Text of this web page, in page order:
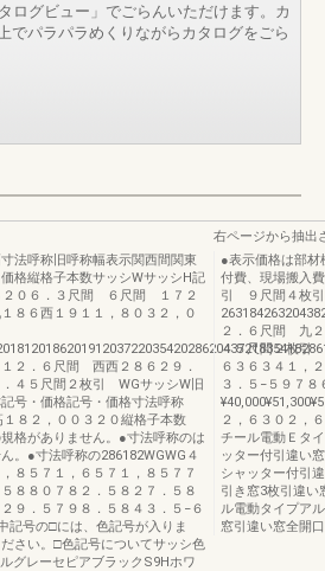
ログビュー」でごらんいただけます。カ
でパラパラめくりながらカタログをごら
法呼称旧呼称幅表示関西間関東
格縦格子本数サッシWサッシH記
２０６．３尺間 ６尺間 １７２
８６西１９１１，８０３２，０
２．６尺間 西西２８６２９．
４５尺間２枚引 WGサッシW旧
号・価格記号・価格寸法呼称
８２，００３２０縦格子本数
がありません。●寸法呼称のは
。●寸法呼称の286182WGWG４
８５７１，６５７１，８５７７
８８０７８２．５８２７．５８
９．５７９８．５８４３．５−６
記号の□には、色記号が入りま
さい。□色記号についてサッシ色
グレーセピアブラックS9Hホワ
右ページから抽出
●表示価格は部材
付費、現場搬入
引 ９尺間４枚
２．６尺間 九
４５尺間２枚引
６３６３４１，
３．５−５９７８
２，６３０２，
チール電動Ｅタ
ッター付引違い
シャッター付引
引き窓3枚引違い
ル電動タイプア
窓引違い窓全開